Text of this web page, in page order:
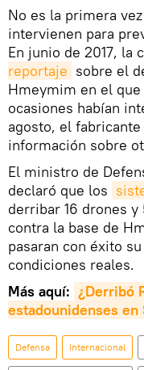
No es la primera
intervienen para
En junio de 2017, la
reportaje sobre el
Hmeymim en el
ocasiones habían
agosto, el
información sobre
El ministro de
declaró que los
derribar 16 drones y
contra la base de
pasaran con éxito
condiciones reales.
Más aquí: ¿Derribó
estadounidenses en
Defensa Internacional